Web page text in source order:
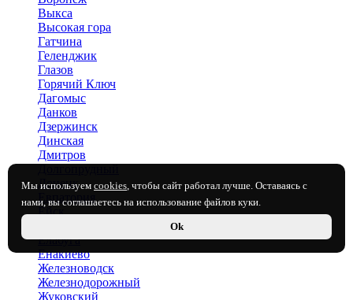
Мы используем cookies, чтобы сайт работал лучше. Оставаясь с
нами, вы соглашаетесь на использование файлов куки.
Ok
Выкса
Высокая гора
Гатчина
Геленджик
Глазов
Горячий Ключ
Дагомыс
Данков
Дзержинск
Динская
Дмитров
Донецк
Ейск
Елабуга
Енакиево
Железноводск
Железнодорожный
Жуковский